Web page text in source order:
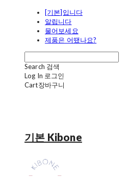
[기본]입니다
알립니다
물어보세요
제품은 어땠나요?
Search 검색
Log In 로그인
Cart장바구니
기본 Kibone